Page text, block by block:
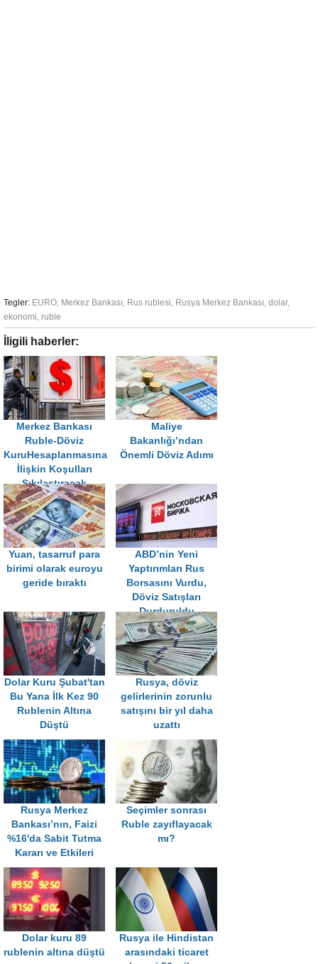
Tegler: EURO, Merkez Bankası, Rus rublesi, Rusya Merkez Bankası, dolar,
ekonomi, ruble
İligili haberler:
Merkez Bankası
Ruble-Döviz
KuruHesaplanmasına
İlişkin Koşulları
Sıkılaştıracak
Maliye
Bakanlığı’ndan
Önemli Döviz Adımı
Yuan, tasarruf para
birimi olarak euroyu
geride bıraktı
ABD’nin Yeni
Yaptırımları Rus
Borsasını Vurdu,
Döviz Satışları
Durduruldu
Dolar Kuru Şubat'tan
Bu Yana İlk Kez 90
Rublenin Altına
Düştü
Rusya, döviz
gelirlerinin zorunlu
satışını bir yıl daha
uzattı
Rusya Merkez
Bankası’nın, Faizi
%16'da Sabit Tutma
Kararı ve Etkileri
Seçimler sonrası
Ruble zayıflayacak
mı?
Dolar kuru 89
rublenin altına düştü
Rusya ile Hindistan
arasındaki ticaret